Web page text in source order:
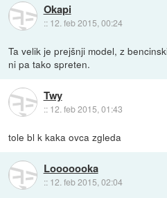
Okapi
:: 12. feb 2015, 00:24
Ta velik je prejšnji model, z
ni pa tako spreten.
Twy
:: 12. feb 2015, 01:43
tole bl k kaka ovca zgleda
Looooooka
:: 12. feb 2015, 02:04